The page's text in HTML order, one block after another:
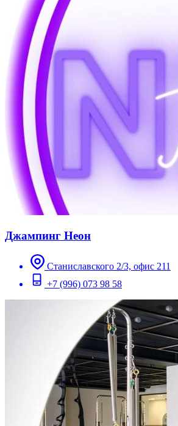
Джампинг Неон
Станиславского 2/3, офис 211
+7 (996) 073 98 58